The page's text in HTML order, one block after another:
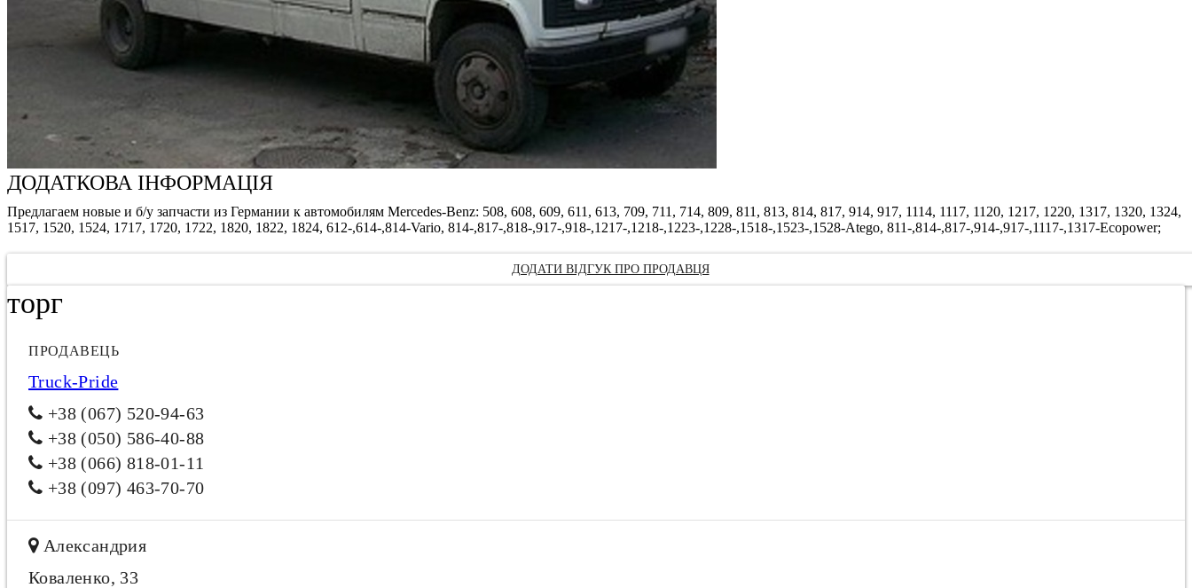
ДОДАТКОВА ІНФОРМАЦІЯ
Предлагаем новые и б/у запчасти из Германии к автомобилям Mercedes-Benz: 508, 608, 609, 611, 613, 709, 711, 714, 809, 811, 813, 814, 817, 914, 917, 1114, 1117, 1120, 1217, 1220, 1317, 1320, 1324,
1517, 1520, 1524, 1717, 1720, 1722, 1820, 1822, 1824, 612-,614-,814-Vario, 814-,817-,818-,917-,918-,1217-,1218-,1223-,1228-,1518-,1523-,1528-Atego, 811-,814-,817-,914-,917-,1117-,1317-Ecopower;
ДОДАТИ ВІДГУК ПРО ПРОДАВЦЯ
торг
ПРОДАВЕЦЬ
Truck-Pride
+38 (067) 520-94-63
+38 (050) 586-40-88
+38 (066) 818-01-11
+38 (097) 463-70-70
Александрия
Коваленко, 33